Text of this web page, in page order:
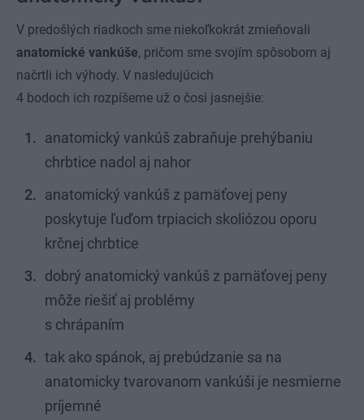
V predošlých riadkoch sme niekoľkokrát zmieňovali
anatomické vankúše, pričom sme svojím spôsobom aj
načrtli ich výhody. V nasledujúcich
4 bodoch ich rozpíšeme už o čosi jasnejšie:
anatomický vankúš zabraňuje prehýbaniu
chrbtice nadol aj nahor
anatomický vankúš z pamäťovej peny
poskytuje ľuďom trpiacich skoliózou oporu
krčnej chrbtice
dobrý anatomický vankúš z pamäťovej peny
môže riešiť aj problémy
s chrápaním
tak ako spánok, aj prebúdzanie sa na
anatomicky tvarovanom vankúši je nesmierne
príjemné